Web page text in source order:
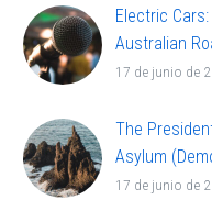
et dolore.
Electric
Australian
Lorem ipsum
et dolore.
17 de junio de
The
Asylum
Lorem ipsum
17 de junio de